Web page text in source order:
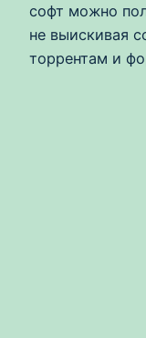
софт можно
не выискивая
торрентам и